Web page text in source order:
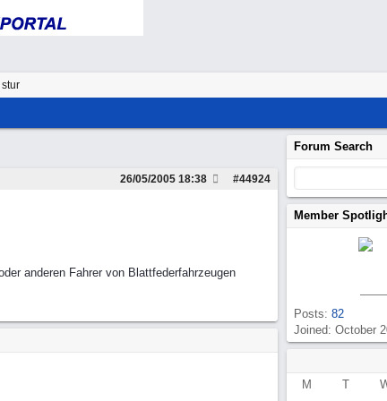
#44924
26/05/2005 18:38
anderen Fahrer von Blattfederfahrzeugen
Forum Search
Member
Posts: 82
Joined: October
M T